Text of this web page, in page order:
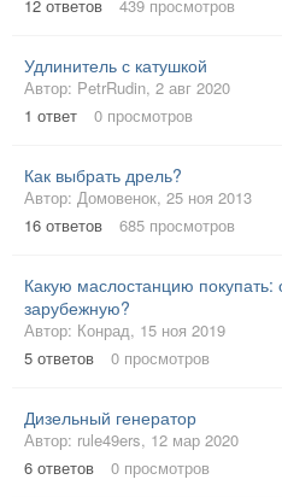
12 ответов 439 просмотров
Удлинитель с катушкой
Автор: PetrRudin, 2 авг 2020
1 ответ 0 просмотров
Как выбрать дрель?
Автор: Домовенок, 25 ноя 2013
16 ответов 685 просмотров
Какую маслостанцию покупать:
зарубежную?
Автор: Конрад, 15 ноя 2019
5 ответов 0 просмотров
Дизельный генератор
Автор: rule49ers, 12 мар 2020
6 ответов 0 просмотров